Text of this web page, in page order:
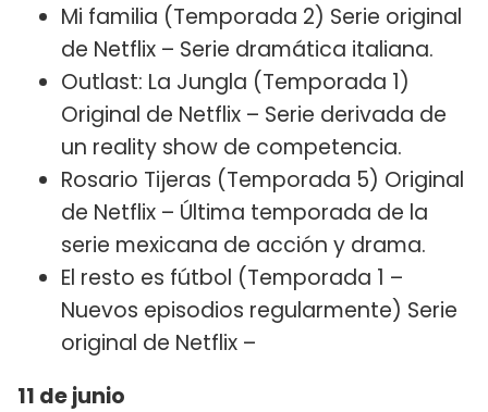
Mi familia (Temporada 2) Serie original
de Netflix – Serie dramática italiana.
Outlast: La Jungla (Temporada 1)
Original de Netflix – Serie derivada de
un reality show de competencia.
Rosario Tijeras (Temporada 5) Original
de Netflix – Última temporada de la
serie mexicana de acción y drama.
El resto es fútbol (Temporada 1 –
Nuevos episodios regularmente) Serie
original de Netflix –
11 de junio